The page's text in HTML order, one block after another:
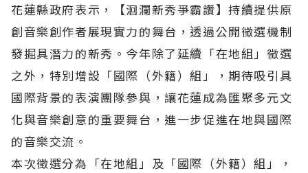
花蓮縣政府表示，【洄瀾新秀爭霸讚】持續提供原
創音樂創作者展現實力的舞台，透過公開徵選機制
發掘具潛力的新秀。今年除了延續「在地組」徵選
之外，特別增設「國際（外籍）組」，期待吸引具
國際背景的表演團隊參與，讓花蓮成為匯聚多元文
化與音樂創意的重要舞台，進一步促進在地與國際
的音樂交流。
本次徵選分為「在地組」及「國際（外籍）組」，